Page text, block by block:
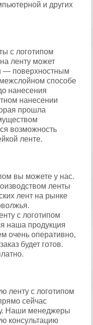
и других
с логотипом
ленту может
— поверхностным
способе
нанесения
нанесении
прошла
возможность
ленте.
вы можете у нас.
ленты
лент на рынке
с логотипом
наша продукция
очень оперативно,
будет готов.
ленту с логотипом
сейчас
Наши менеджеры
консультацию